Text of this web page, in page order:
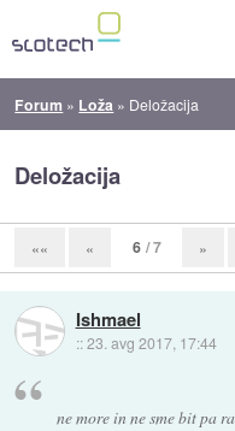
Forum » Loža » Deložacija
Deložacija
«« « 6 / 7 »
Ishmael
::23. avg 2017, 17:44
ne more in ne sme bit pa